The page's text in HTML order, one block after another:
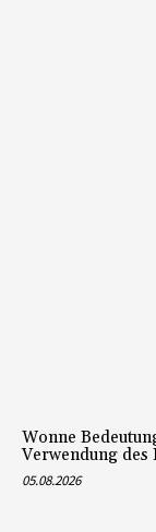
Wonne
Verwendung des
05.08.2026